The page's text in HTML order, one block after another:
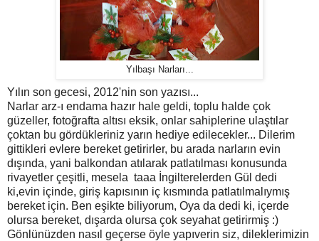
Yılbaşı Narları...
Yılın son gecesi, 2012'nin son yazısı...
Narlar arz-ı endama hazır hale geldi, toplu halde çok
güzeller, fotoğrafta altısı eksik, onlar sahiplerine ulaştılar
çoktan bu gördükleriniz yarın hediye edilecekler... Dilerim
gittikleri evlere bereket getirirler, bu arada narların evin
dışında, yani balkondan atılarak patlatılması konusunda
rivayetler çeşitli, mesela taaa İngilterelerden Gül dedi
ki,evin içinde, giriş kapısının iç kısmında patlatılmalıymış
bereket için. Ben eşikte biliyorum, Oya da dedi ki, içerde
olursa bereket, dışarda olursa çok seyahat getirirmiş :)
Gönlünüzden nasıl geçerse öyle yapıverin siz, dileklerimizin